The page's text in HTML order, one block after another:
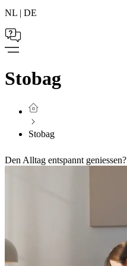
NL | DE
Stobag
Stobag
Den Alltag entspannt geniessen?